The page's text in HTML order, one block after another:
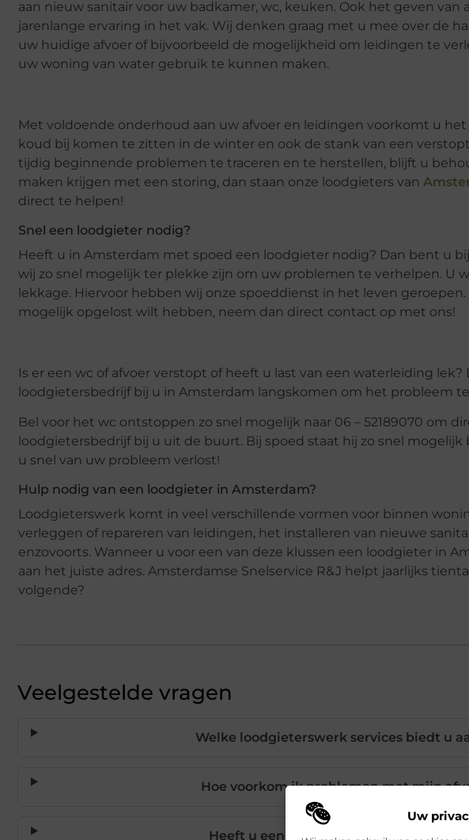
Uw
aan nieuw sanitair voor uw badkamer, wc, keuken. Ook het geven
jarenlange ervaring in het vak. Wij denken graag met u mee over de
uw huidige afvoer of bijvoorbeeld de mogelijkheid om leidingen te
uw woning van water gebruik te kunnen maken.
Met voldoende onderhoud aan uw afvoer en leidingen voorkomt u
koud bij komen te zitten in de winter en ook de stank van een
tijdig beginnende problemen te traceren en te herstellen, blijft u
maken krijgen met een storing, dan staan onze loodgieters van
direct te helpen!
Snel een loodgieter nodig?
Heeft u in Amsterdam met spoed een loodgieter nodig? Dan bent u
wij zo snel mogelijk ter plekke zijn om uw problemen te verhelpen. U
lekkage. Hiervoor hebben wij onze spoeddienst in het leven
mogelijk opgelost wilt hebben, neem dan direct contact op met ons!
Is er een wc of afvoer verstopt of heeft u last van een waterleiding
loodgietersbedrijf bij u in Amsterdam langskomen om het probleem
Bel voor het wc ontstoppen zo snel mogelijk naar 06 – 52189070 om
loodgietersbedrijf bij u uit de buurt. Bij spoed staat hij zo snel
u snel van uw probleem verlost!
Hulp nodig van een loodgieter in Amsterdam?
Loodgieterswerk komt in veel verschillende vormen voor binnen
verleggen of repareren van leidingen, het installeren van nieuwe
enzovoorts. Wanneer u voor een van deze klussen een loodgieter in
aan het juiste adres. Amsterdamse Snelservice R&J helpt jaarlijks
volgende?
Veelgestelde vragen
Welke loodgieterswerk services biedt u
Hoe voorkom ik problemen met mijn
Heeft u een spoeddienst voor